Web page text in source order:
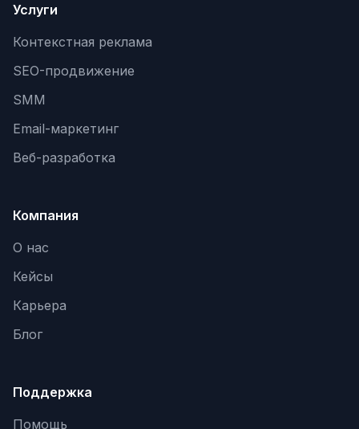
Услуги
Контекстная реклама
SEO-продвижение
SMM
Email-маркетинг
Веб-разработка
Компания
О нас
Кейсы
Карьера
Блог
Поддержка
Помощь